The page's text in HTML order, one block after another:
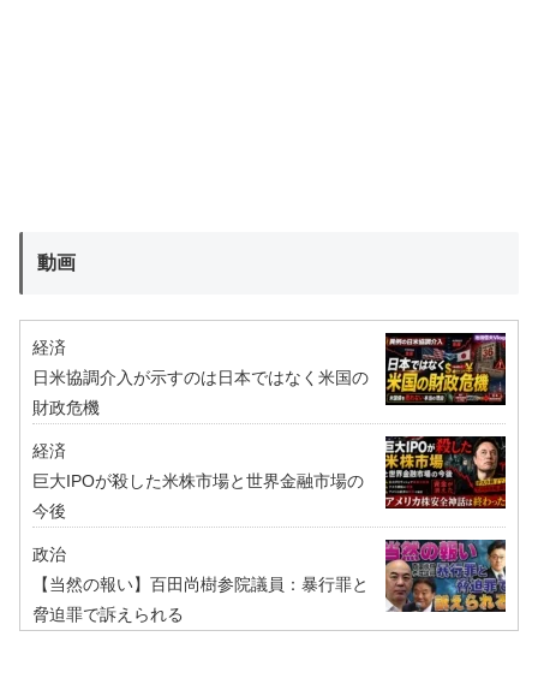
動画
経済
日米協調介入が示すのは日本ではなく米国の
財政危機
経済
巨大IPOが殺した米株市場と世界金融市場の
今後
政治
【当然の報い】百田尚樹参院議員：暴行罪と
脅迫罪で訴えられる